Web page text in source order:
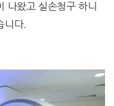
나왔고 실손청구 하니
니다.